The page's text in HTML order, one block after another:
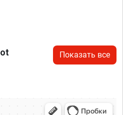
Показать все